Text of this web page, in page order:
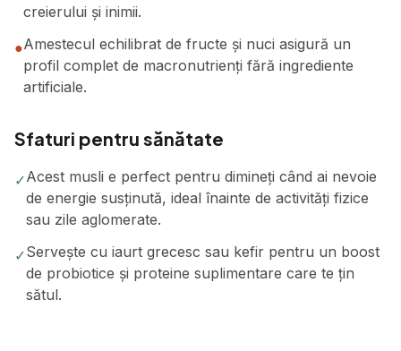
creierului și inimii.
●Amestecul echilibrat de fructe și nuci asigură un
profil complet de macronutrienți fără ingrediente
artificiale.
Sfaturi pentru sănătate
✓Acest musli e perfect pentru dimineți când ai nevoie
de energie susținută, ideal înainte de activități fizice
sau zile aglomerate.
✓Servește cu iaurt grecesc sau kefir pentru un boost
de probiotice și proteine suplimentare care te țin
sătul.